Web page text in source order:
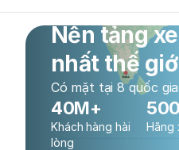
Nền tảng
nhất thế
Có mặt tại 8 quốc
40M+
Khách hàng hài
lòng
Hãng